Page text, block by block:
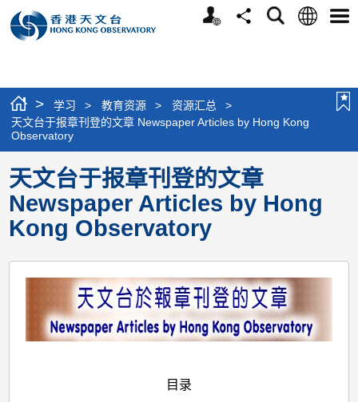
个
分
搜
语
选
> 学习 > 教育资源 > 资源汇总
>
天文台于报章刊登的文章 Newspaper Articles by Hong Kong
Observatory
天文台于报章刊登的文章
Newspaper Articles by Hong
Kong Observatory
目录